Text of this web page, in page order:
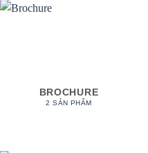
BROCHURE
2 SẢN PHẨM